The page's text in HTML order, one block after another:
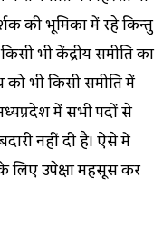
की भूमिका में रहे किन्तु
भी केंद्रीय समीति का
को भी किसी समीति में
में सभी पदों से
नहीं दी है। ऐसे में
उपेक्षा महसूस कर